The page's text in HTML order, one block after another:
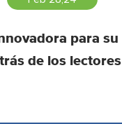
para
de los lectores